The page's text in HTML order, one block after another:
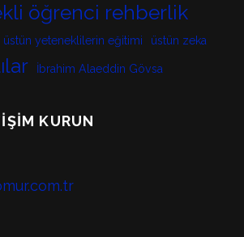
öğrenci rehberlik
üstün yeteneklilerin eğitimi üstün zeka
İbrahim Alaeddin Gövsa
KURUN